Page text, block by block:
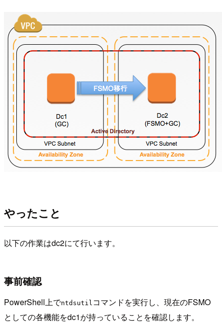
やったこと
以下の作業はdc2にて行います。
事前確認
PowerShell上でntdsutil コマンドを実行し、現在のFSMO
としての各機能をdc1が持っていることを確認します。